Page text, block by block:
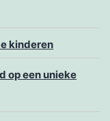
kinderen
op een unieke